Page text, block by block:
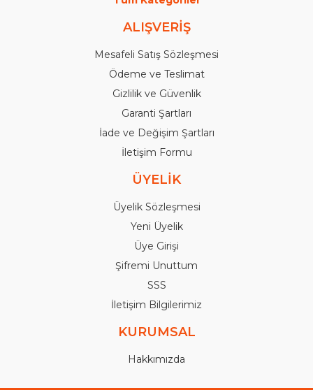
ALIŞVERİŞ
Mesafeli Satış Sözleşmesi
Ödeme ve Teslimat
Gizlilik ve Güvenlik
Garanti Şartları
İade ve Değişim Şartları
İletişim Formu
ÜYELİK
Üyelik Sözleşmesi
Yeni Üyelik
Üye Girişi
Şifremi Unuttum
SSS
İletişim Bilgilerimiz
KURUMSAL
Hakkımızda